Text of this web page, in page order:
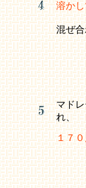
溶か
混ぜ
マド
れ、
１７